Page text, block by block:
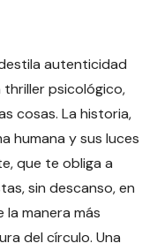
autenticidad
thriller psicológico,
cosas. La historia,
humana y sus luces
que te obliga a
sin descanso, en
la manera más
del círculo. Una